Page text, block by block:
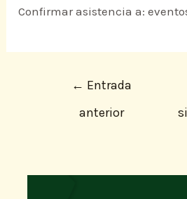
Confirmar asistencia a:
← Entrada
anterior